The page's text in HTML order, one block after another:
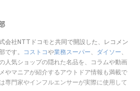
会社NTTドコモと共同で開設した、レコメン
です。
コストコや業務スーパー、 ダイソー、
人気ショップの隠れた名品を、コラムや動画
やマニアが紹介するアウトドア情報も満載で
専門家やインフルエンサーが実際に使用して